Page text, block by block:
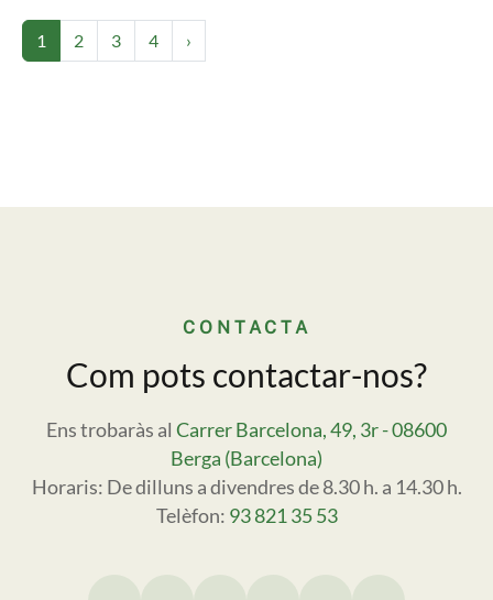
Paginació
Pàgina
1 Pàgina
2 Pàgina
3 Pàgina
4 Pàgina següent
›
CONTACTA
Com pots contactar-nos?
Ens trobaràs al Carrer Barcelona, 49, 3r - 08600
Berga (Barcelona)
Horaris: De dilluns a divendres de 8.30 h. a 14.30 h.
Telèfon: 93 821 35 53